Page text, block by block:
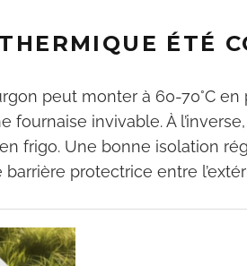
ÉTÉ
peut monter à 60-70°C
fournaise invivable. À
frigo. Une bonne isolation
protectrice entre